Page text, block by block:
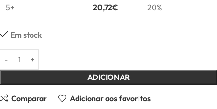
5+ 20,72€ 20%
Em stock
ADICIONAR
Comparar Adicionar aos favoritos